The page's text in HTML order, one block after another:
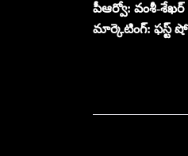
పీఆర్వో: వంశీ-శేఖర్
మార్కెటింగ్: ఫస్ట్ షో